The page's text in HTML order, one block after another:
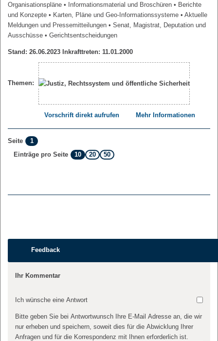
Organisationspläne • Informationsmaterial und Broschüren • Berichte
und Konzepte • Karten, Pläne und Geo-Informationssysteme • Aktuelle
Meldungen und Pressemitteilungen • Senat, Magistrat, Deputation und
Ausschüsse • Gerichtsentscheidungen
Stand: 26.06.2023 Inkrafttreten: 11.01.2000
Themen:
Vorschrift direkt aufrufen Mehr Informationen
Seite
1
Einträge pro Seite
10 20 50
Feedback
Ihr Kommentar
Ich wünsche eine Antwort
Bitte geben Sie bei Antwortwunsch Ihre E-Mail Adresse an, die wir
nur erheben und speichern, soweit dies für die Abwicklung Ihrer
Anfragen und für die Korrespondenz mit Ihnen erforderlich ist.